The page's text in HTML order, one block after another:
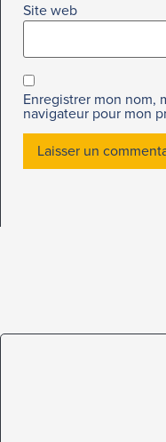
Site web
Enregistrer mon nom,
navigateur pour mon